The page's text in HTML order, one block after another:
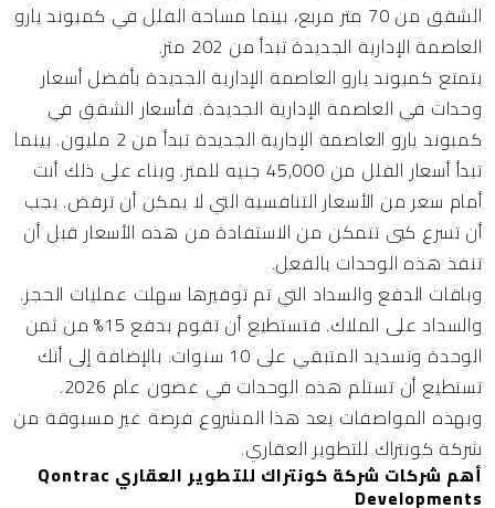
الشقق من 70 متر مربع، بينما مساحة الفلل في كمبوند يارو
العاصمة الإدارية الجديدة تبدأ من 202 متر.
يتمتع كمبوند يارو العاصمة الإدارية الجديدة بأفضل أسعار
وحدات في العاصمة الإدارية الجديدة. فأسعار الشقق في
كمبوند يارو العاصمة الإدارية الجديدة تبدأ من 2 مليون. بينما
تبدأ أسعار الفلل من 45,000 جنيه للمتر. وبناء على ذلك أنت
أمام سعر من الأسعار التنافسية التي لا يمكن أن ترفض. يجب
أن تسرع كيي تتمكن من الاستفادة من هذه الأسعار قبل أن
تنفذ هذه الوحدات بالفعل.
وباقات الدفع والسداد التي تم توفيرها سهلت عمليات الحجز.
والسداد على الملاك. فتستطيع أن تقوم بدفع 15% من ثمن
الوحدة وتسديد المتبقي على 10 سنوات. بالإضافة إلى أنك
تستطيع أن تستلم هذه الوحدات في عضون عام 2026.
وبهذه المواصفات يعد هذا المشروع فرصة غير مسبوقة من
شركة كونتراك للتطوير العقاري.
أهم شركات شركة كونتراك للتطوير العقاري Qontrac
Developments